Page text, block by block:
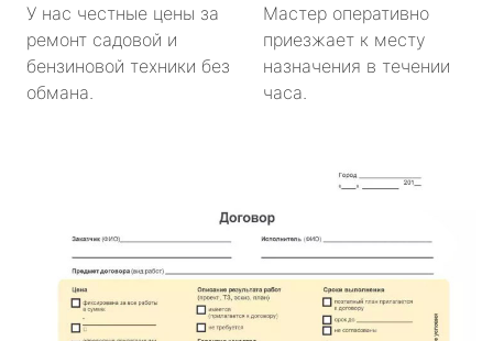
У нас честные цены за
ремонт садовой и
бензиновой техники без
обмана.
Мастер оперативно
приезжает к месту
назначения в течении
часа.